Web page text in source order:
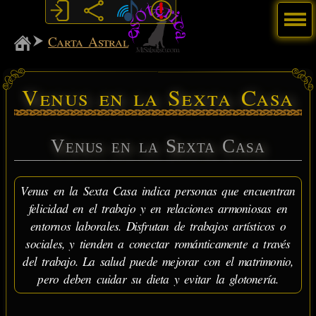
MiSabueso
Carta Astral
Venus en la Sexta Casa
Venus en la Sexta Casa
Venus en la Sexta Casa indica personas que encuentran
felicidad en el trabajo y en relaciones armoniosas en
entornos laborales. Disfrutan de trabajos artísticos o
sociales, y tienden a conectar románticamente a través
del trabajo. La salud puede mejorar con el matrimonio,
pero deben cuidar su dieta y evitar la glotonería.
Menú